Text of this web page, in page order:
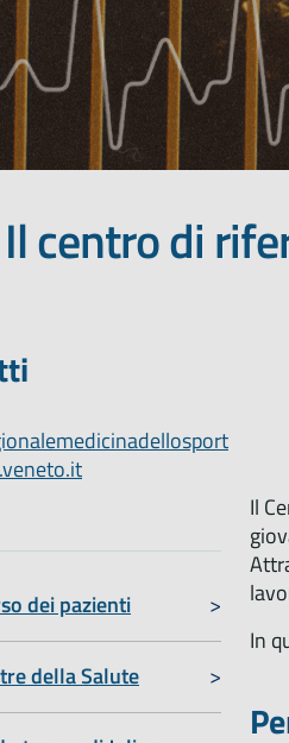
Il centro di
dei pazienti
della Salute
Il
In